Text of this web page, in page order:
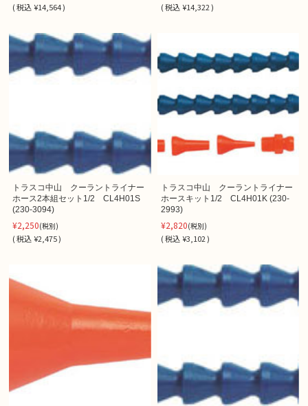
(税込¥14,564 ) (税込 ¥14,322 )
トラスコ中山 クーラントライナー
ホース2本組セット1/2 CL4H01S
(230-3094)
¥2,250(税別)
(税込¥2,475 )
トラスコ中山 クーラントライナー
ホースキット1/2 CL4H01K (230-
2993)
¥2,820(税別)
(税込 ¥3,102 )